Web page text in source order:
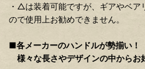
・△は装着可能ですが、ギアやベア
ので使用上お勧めできません。
■各メーカーのハンドルが勢揃い！
様々な長さやデザインの中からお